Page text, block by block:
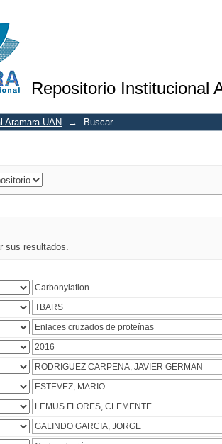
Repositorio Institucional
Aramara-UAN → Buscar
sus resultados.